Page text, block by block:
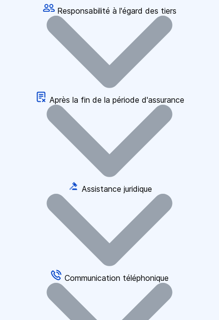
Responsabilité à l'égard des tiers
Après la fin de la période d'assurance
Assistance juridique
Communication téléphonique